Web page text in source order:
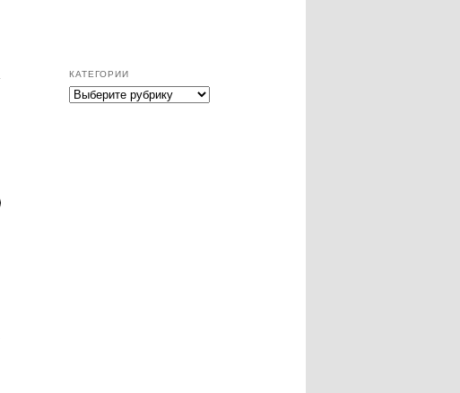
КАТЕГОРИИ
Категории